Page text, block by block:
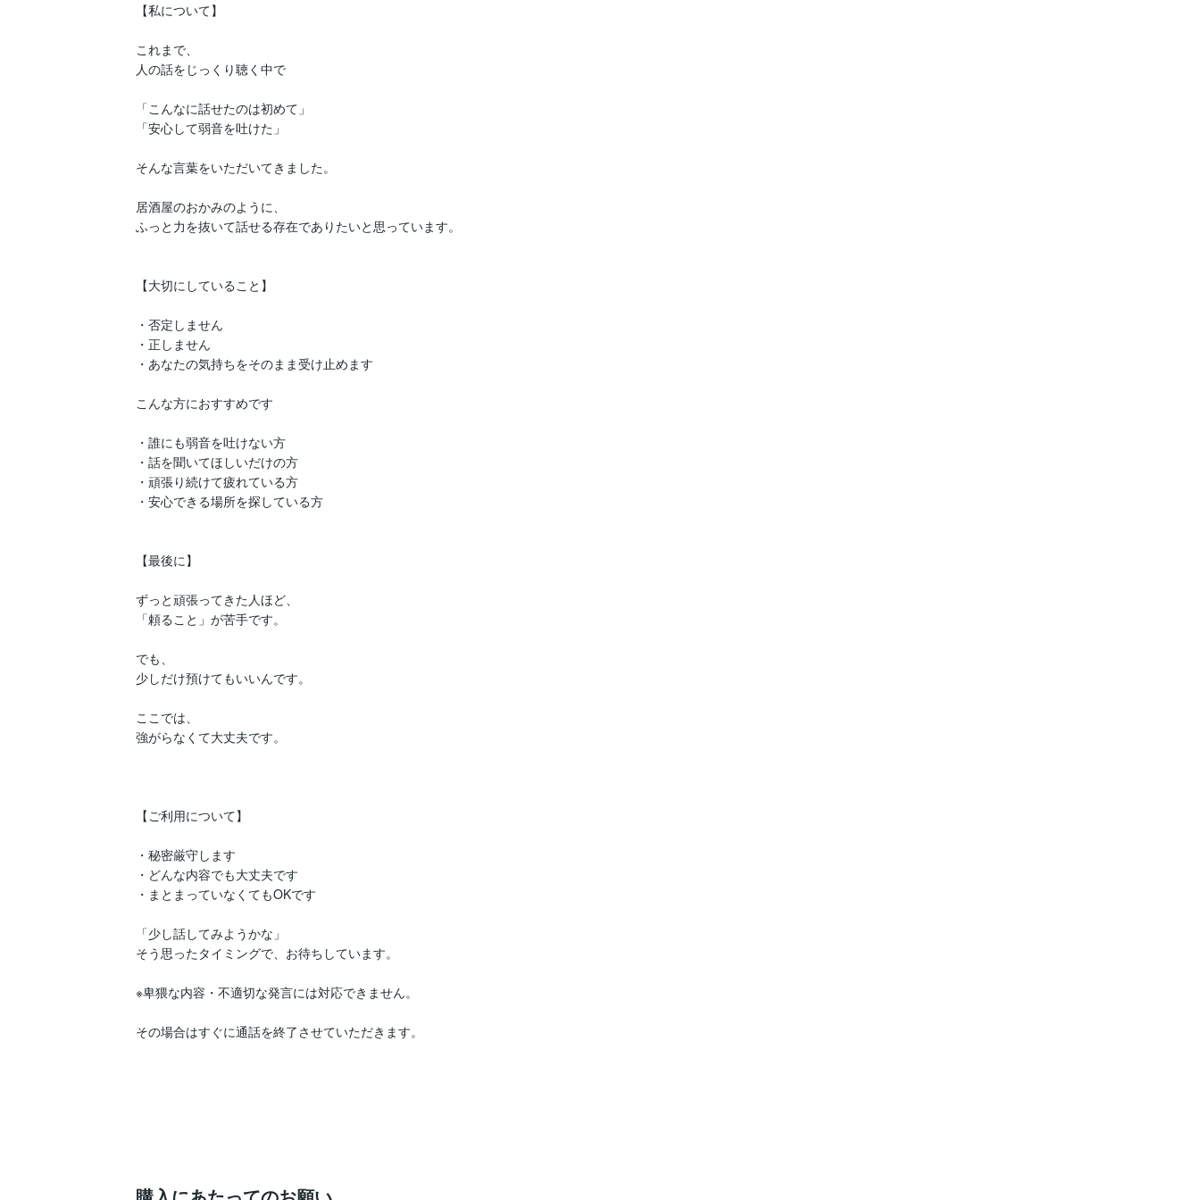
【私について】
これまで、
人の話をじっくり聴く中で
「こんなに話せたのは初めて」
「安心して弱音を吐けた」
そんな言葉をいただいてきました。
居酒屋のおかみのように、
ふっと力を抜いて話せる存在でありたいと思っています。
【大切にしていること】
・否定しません
・正しません
・あなたの気持ちをそのまま受け止めます
こんな方におすすめです
・誰にも弱音を吐けない方
・話を聞いてほしいだけの方
・頑張り続けて疲れている方
・安心できる場所を探している方
【最後に】
ずっと頑張ってきた人ほど、
「頼ること」が苦手です。
でも、
少しだけ預けてもいいんです。
ここでは、
強がらなくて大丈夫です。
【ご利用について】
・秘密厳守します
・どんな内容でも大丈夫です
・まとまっていなくてもOKです
「少し話してみようかな」
そう思ったタイミングで、お待ちしています。
※卑猥な内容・不適切な発言には対応できません。
その場合はすぐに通話を終了させていただきます。